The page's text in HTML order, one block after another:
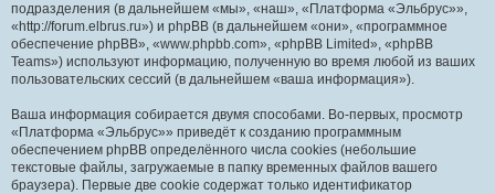
подразделения (в дальнейшем «мы», «наш», «Платформа «Эльбрус»»,
«http://forum.elbrus.ru») и phpBB (в дальнейшем «они», «программное
обеспечение phpBB», «www.phpbb.com», «phpBB Limited», «phpBB
Teams») используют информацию, полученную во время любой из ваших
пользовательских сессий (в дальнейшем «ваша информация»).
Ваша информация собирается двумя способами. Во-первых, просмотр
«Платформа «Эльбрус»» приведёт к созданию программным
обеспечением phpBB определённого числа cookies (небольшие
текстовые файлы, загружаемые в папку временных файлов вашего
браузера). Первые две cookie содержат только идентификатор